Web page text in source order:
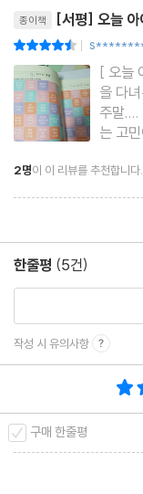
[워크 활동] 우리 집의
수정 만들기
자석으로 운전하는 자
움직이는 슬라임
[워크 활동] 자석에 달
움직이는 보드마카 그
부글부글 라바 램프
[워크 활동] 미래로 보
우유 아이스크림 만들기
그림자 인형 극장
풍선 호버크라프트
야광 해골 놀이
음엔
종이책 [서평] 오늘 아
|
[ 오늘
을 다
주말
는 고
태블
놀이를
2명이 이 리뷰를 추천합니다.
한줄평 (5건)
작성 시 유의사항
구매 한줄평